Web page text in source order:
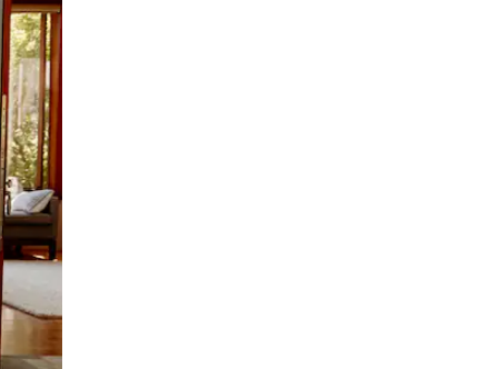
kidole kwenye ishara.